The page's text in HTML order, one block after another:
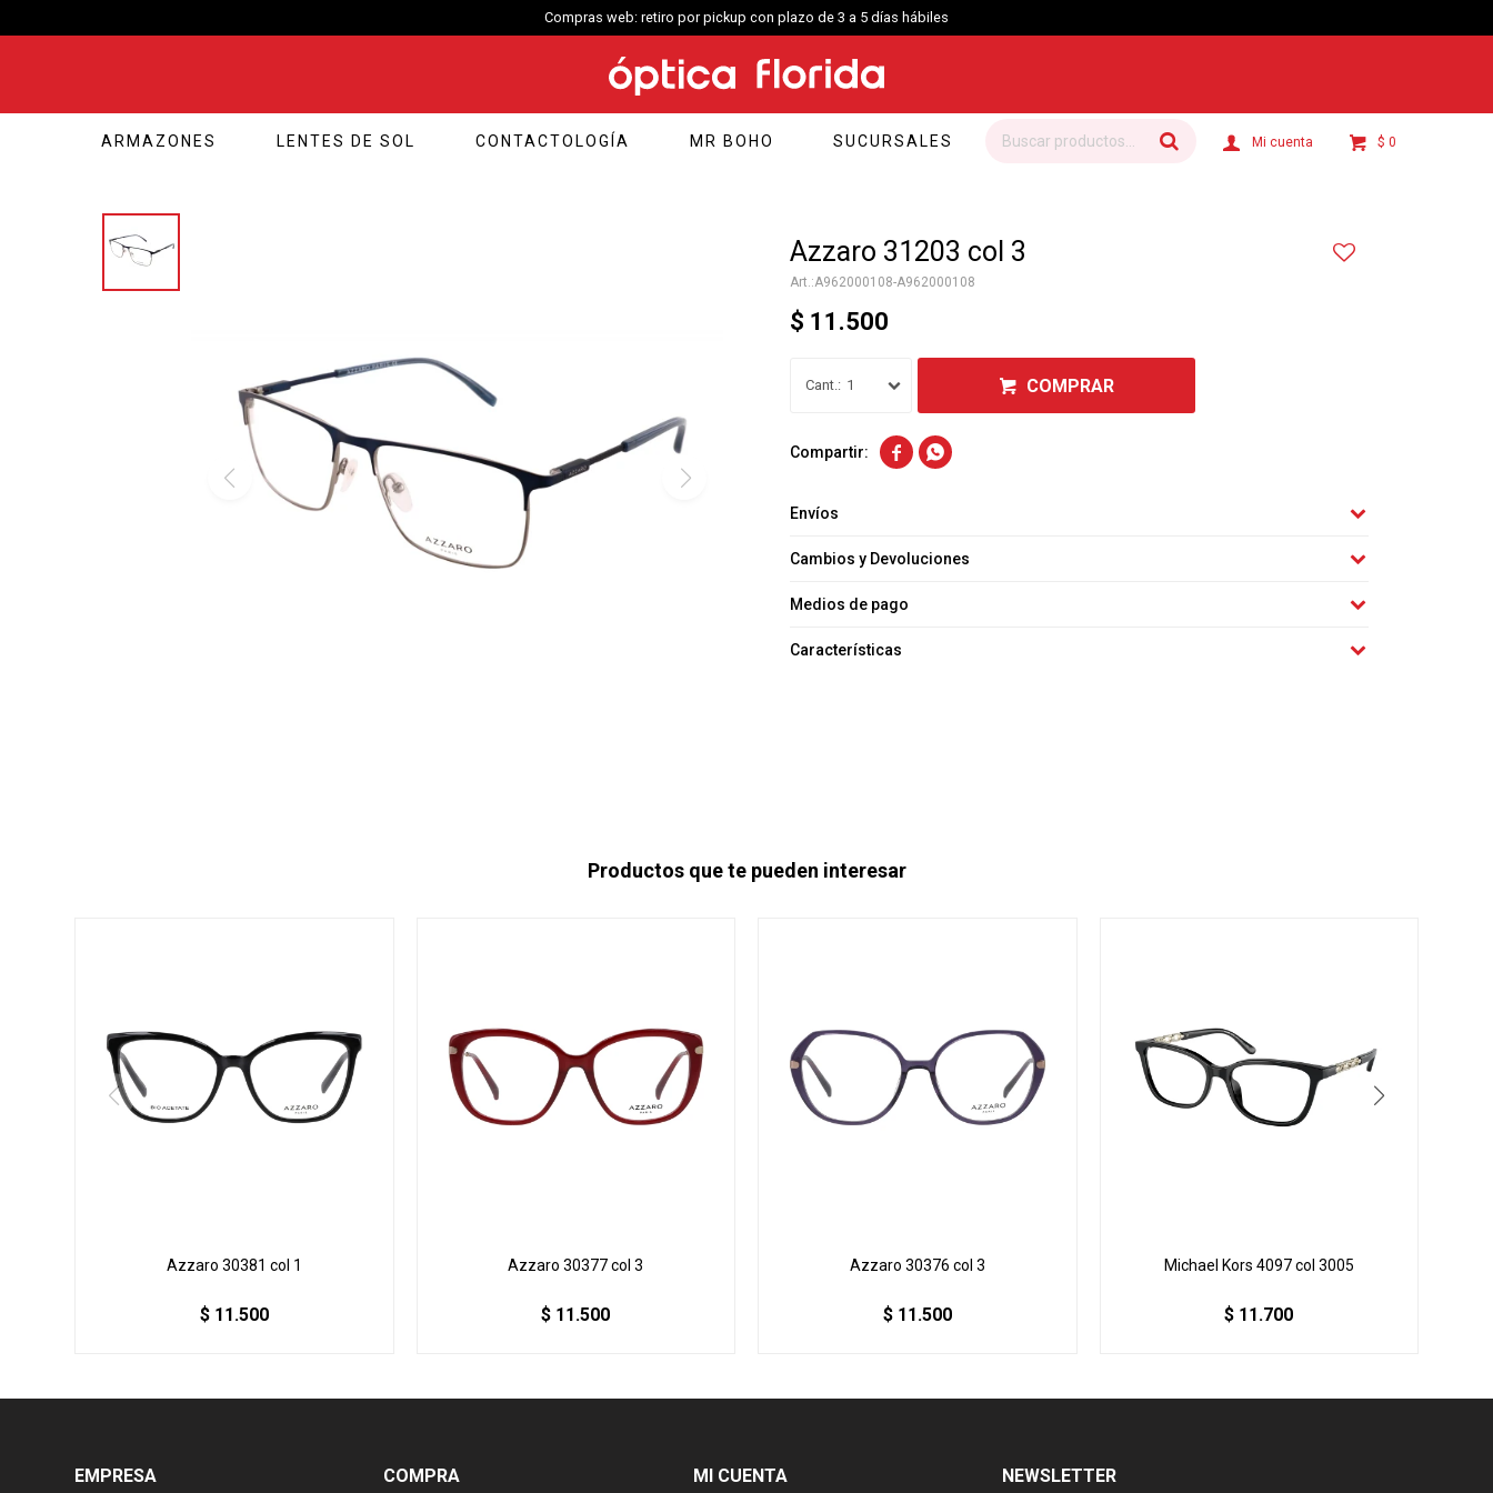
Compras web: retiro por pickup con plazo de 3 a 5 días hábiles
ARMAZONES LENTES DE SOL CONTACTOLOGÍA MR BOHO SUCURSALES $ 0
Azzaro 31203 col 3
A962000108-A962000108
$ 11.500
1 COMPRAR
 
Envíos
Cambios y Devoluciones
Medios de pago
Características
Productos que te pueden interesar
Azzaro 30381 col 1
$ 11.500
Azzaro 30377 col 3
$ 11.500
Azzaro 30376 col 3
$ 11.500
Michael Kors 4097 col 3005
$ 11.700
EMPRESA COMPRA MI CUENTA NEWSLETTER